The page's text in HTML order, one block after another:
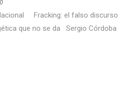
0
Fracking: el falso discurso
que no se da Sergio